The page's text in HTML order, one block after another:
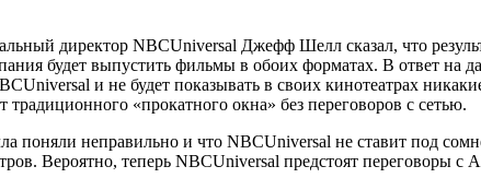
директор NBCUniversal Джефф Шелл сказал, что
будет выпустить фильмы в обоих форматах. В ответ на
и не будет показывать в своих кинотеатрах
«прокатного окна» без переговоров с сетью.
неправильно и что NBCUniversal не ставит под
Вероятно, теперь NBCUniversal предстоят переговоры с